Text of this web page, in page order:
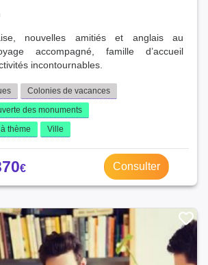
nouvelles amitiés et anglais au
accompagné, famille d’accueil
incontournables.
Colonies de vacances
des monuments
thème
Ville
Consulter